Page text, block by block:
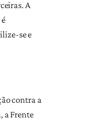
A
se e
contra a
a Frente